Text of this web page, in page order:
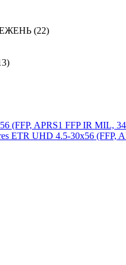
(22)
(FFP, APRS1 FFP IR MIL,